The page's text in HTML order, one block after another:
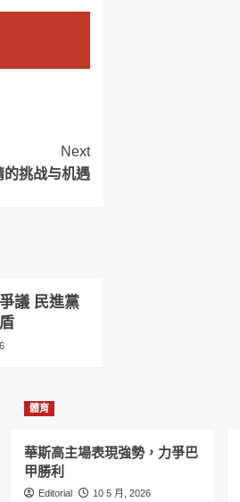
Next
的挑战与机遇
議 民進黨
體育
華斯高主場表現強勢，力爭巴
甲勝利
Editorial 10 5 月, 2026